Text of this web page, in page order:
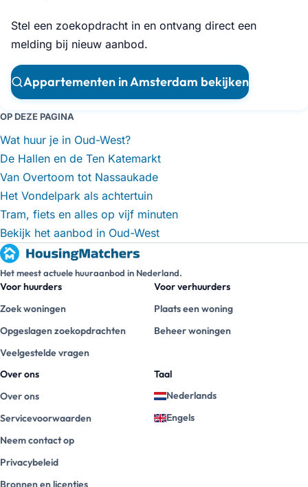
Stel een zoekopdracht in en ontvang direct een
melding bij nieuw aanbod.
Appartementen in Amsterdam bekijken
OP DEZE PAGINA
Wat huur je in Oud-West?
De Hallen en de Ten Katemarkt
Van Overtoom tot Nassaukade
Het Vondelpark als achtertuin
Tram, fiets en alles op vijf minuten
Bekijk het aanbod in Oud-West
Het meest actuele huuraanbod in Nederland.
Voor huurders
Zoek woningen
Opgeslagen zoekopdrachten
Veelgestelde vragen
Voor verhuurders
Plaats een woning
Beheer woningen
Over ons
Over ons
Servicevoorwaarden
Neem contact op
Privacybeleid
Bronnen en licenties
Taal
Nederlands
Engels